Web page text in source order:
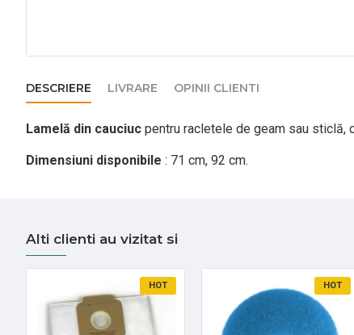
DESCRIERE LIVRARE OPINII CLIENTI
Lamelă din cauciuc pentru racletele de geam sau sticlă,
Dimensiuni disponibile : 71 cm, 92 cm.
Alti clienti au vizitat si
HOT HOT